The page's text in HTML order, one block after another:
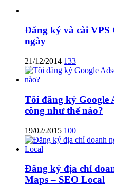
Đăng ký và cài VPS
ngày
21/12/2014 133
Tôi đăng ký Google
công như thế nào?
19/02/2015 100
Đăng ký địa chỉ
Maps – SEO Local